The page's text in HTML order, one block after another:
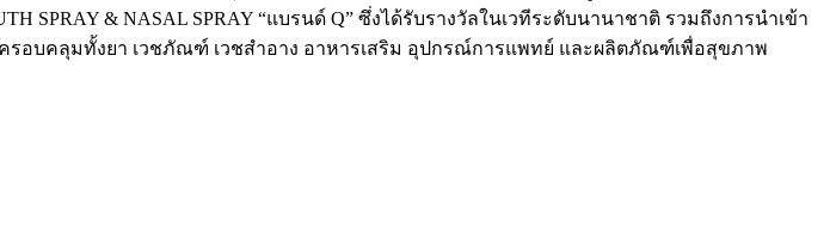
SPRAY & NASAL SPRAY “แบรนด์ Q” ซึ่งได้รับรางวัลในเวทีระดับนานาชาติ รวมถึงการนำเข้า
รอบคลุมทั้งยา เวชภัณฑ์ เวชสำอาง อาหารเสริม อุปกรณ์การแพทย์ และผลิตภัณฑ์เพื่อสุขภาพ